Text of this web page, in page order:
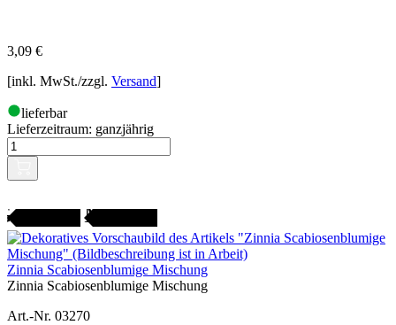
3,09 €
[inkl. MwSt./zzgl. Versand]
lieferbar
Lieferzeitraum: ganzjährig
SAMENFEST
Zinnia Scabiosenblumige Mischung
Zinnia Scabiosenblumige Mischung
Art.-Nr. 03270